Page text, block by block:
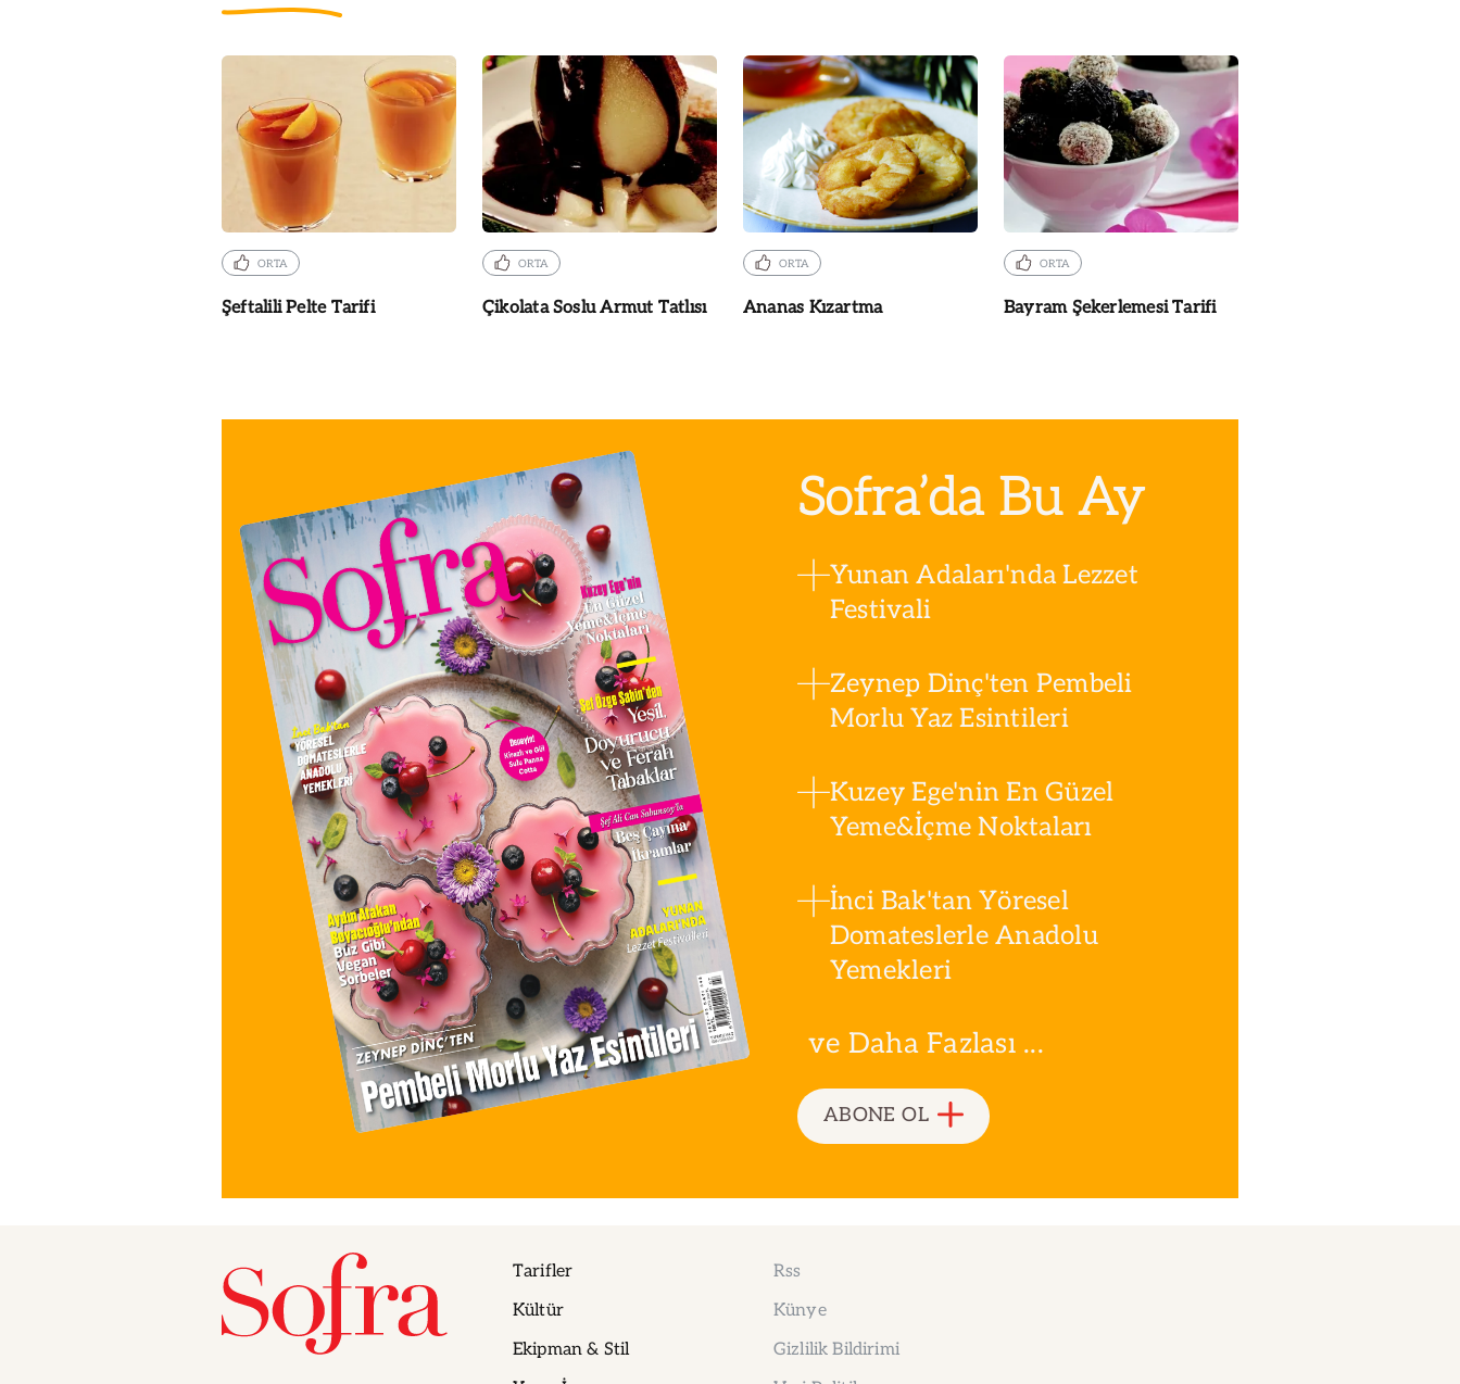
ORTA
Şeftalili Pelte Tarifi
ORTA
Çikolata Soslu Armut Tatlısı
ORTA
Ananas Kızartma
ORTA
Bayram Şekerlemesi Tarifi
Sofra’da Bu Ay
Yunan Adaları'nda Lezzet
Festivali
Zeynep Dinç'ten Pembeli
Morlu Yaz Esintileri
Kuzey Ege'nin En Güzel
Yeme&İçme Noktaları
İnci Bak'tan Yöresel
Domateslerle Anadolu
Yemekleri
ve Daha Fazlası ...
ABONE OL
Tarifler
Kültür
Ekipman & Stil
Rss
Künye
Gizlilik Bildirimi